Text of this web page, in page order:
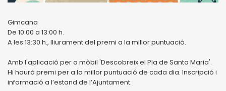
Gimcana
De 10:00 a 13:00 h.
A les 13:30 h., lliurament del premi a la millor puntuació.
Amb l'aplicació per a mòbil 'Descobreix el Pla de Santa Maria'.
Hi haurà premi per a la millor puntuació de cada dia. Inscripció i
informació a l’estand de l’Ajuntament.